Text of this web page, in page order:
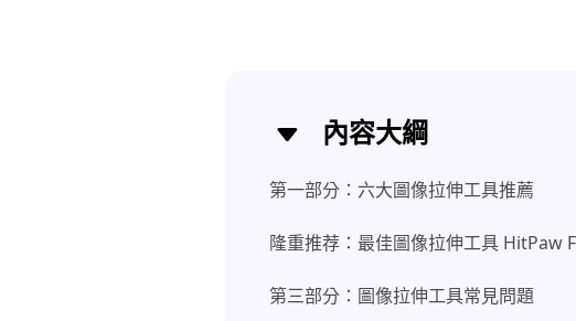
內容大綱
第一部分：六大圖像拉伸工具推薦
隆重推荐：最佳圖像拉伸工具 HitPaw
第三部分：圖像拉伸工具常見問題